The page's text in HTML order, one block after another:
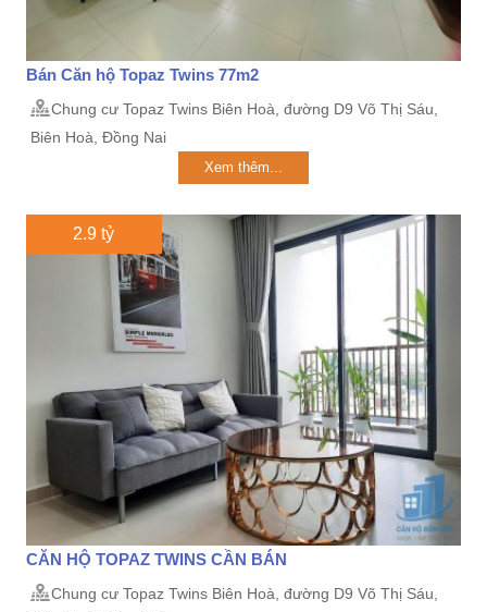
Bán Căn hộ Topaz Twins 77m2
Chung cư Topaz Twins Biên Hoà, đường D9 Võ Thị Sáu,
Biên Hoà, Đồng Nai
Xem thêm...
2.9 tỷ
CĂN HỘ TOPAZ TWINS CẦN BÁN
Chung cư Topaz Twins Biên Hoà, đường D9 Võ Thị Sáu,